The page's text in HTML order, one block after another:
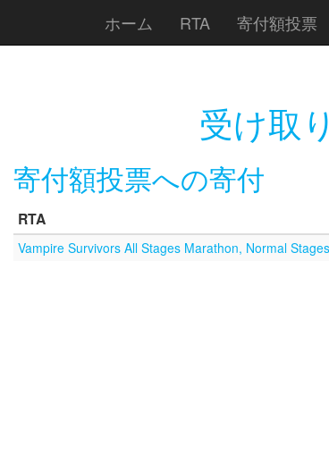
ホーム RTA 寄付額投票
受け取
寄付額投票への寄付
RTA
Vampire Survivors All Stages Marathon, Normal